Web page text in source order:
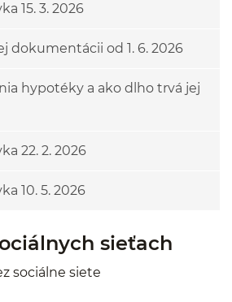
15. 3. 2026
dokumentácii od 1. 6. 2026
hypotéky a ako dlho trvá jej
22. 2. 2026
10. 5. 2026
sieťach
sociálne siete